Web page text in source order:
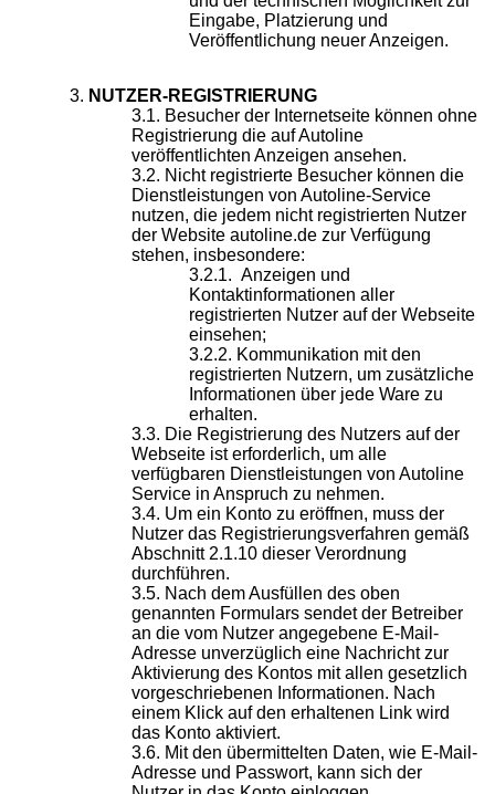
Eingabe, Platzierung und
Veröffentlichung neuer Anzeigen.
NUTZER-REGISTRIERUNG
Besucher der Internetseite können ohne
Registrierung die auf Autoline
veröffentlichten Anzeigen ansehen.
Nicht registrierte Besucher können die
Dienstleistungen von Autoline-Service
nutzen, die jedem nicht registrierten Nutzer
der Website autoline.de zur Verfügung
stehen, insbesondere:
Anzeigen und
Kontaktinformationen aller
registrierten Nutzer auf der Webseite
einsehen;
Kommunikation mit den
registrierten Nutzern, um zusätzliche
Informationen über jede Ware zu
erhalten.
Die Registrierung des Nutzers auf der
Webseite ist erforderlich, um alle
verfügbaren Dienstleistungen von Autoline
Service in Anspruch zu nehmen.
Um ein Konto zu eröffnen, muss der
Nutzer das Registrierungsverfahren gemäß
Abschnitt 2.1.10 dieser Verordnung
durchführen.
Nach dem Ausfüllen des oben
genannten Formulars sendet der Betreiber
an die vom Nutzer angegebene E-Mail-
Adresse unverzüglich eine Nachricht zur
Aktivierung des Kontos mit allen gesetzlich
vorgeschriebenen Informationen. Nach
einem Klick auf den erhaltenen Link wird
das Konto aktiviert.
Mit den übermittelten Daten, wie E-Mail-
Adresse und Passwort, kann sich der